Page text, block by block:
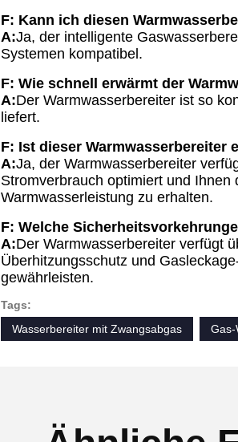
F: Kann ich diesen
A:Ja, der intelligente
Systemen kompatibel.
F: Wie schnell erwärmt der
A:Der Warmwasserbereiter ist so
liefert.
F: Ist dieser Warmwasserbereiter
A:Ja, der Warmwasserbereiter
Stromverbrauch optimiert und
Warmwasserleistung zu erhalten.
F: Welche
A:Der Warmwasserbereiter verfügt
Überhitzungsschutz und
gewährleisten.
Tags:
Wasserbereiter mit Zwangsabgas
Gas-